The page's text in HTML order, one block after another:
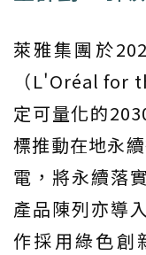
萊雅集團於
（L'Oréal for
定可量化的
標推動在地永
電，將永續落
產品陳列亦導
作採用綠色創